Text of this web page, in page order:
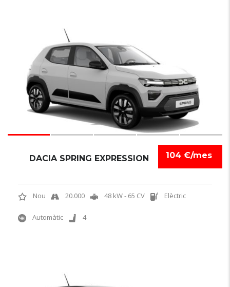
104 €/mes
DACIA SPRING EXPRESSION
Nou 20.000 48 kW - 65 CV Elèctric
Automàtic 4